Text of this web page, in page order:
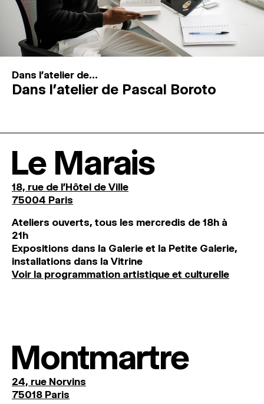
Dans l'atelier de...
Dans l’atelier de Pascal Boroto
Le Marais
18, rue de l'Hôtel de Ville
75004 Paris
Ateliers ouverts, tous les mercredis de 18h à
21h
Expositions dans la Galerie et la Petite Galerie,
installations dans la Vitrine
Voir la programmation artistique et culturelle
Montmartre
24, rue Norvins
75018 Paris